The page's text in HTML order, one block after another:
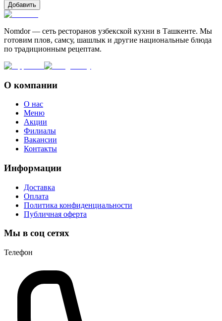
Добавить
Nomdor — сеть ресторанов узбекской кухни в Ташкенте. Мы
готовим плов, самсу, шашлык и другие национальные блюда
по традиционным рецептам.
О компании
О нас
Меню
Акции
Филиалы
Вакансии
Контакты
Информации
Доставка
Оплата
Политика конфиденциальности
Публичная оферта
Мы в соц сетях
Телефон